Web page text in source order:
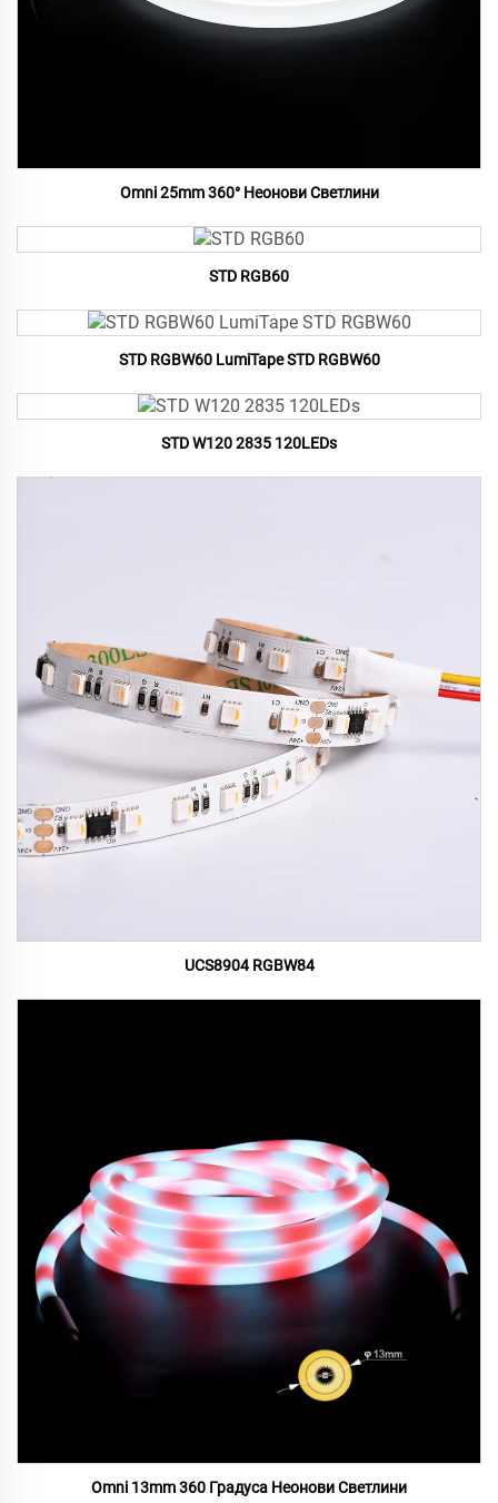
Omni 25mm 360° Неонови Светлини
STD RGB60
STD RGBW60 LumiTape STD RGBW60
STD W120 2835 120LEDs
UCS8904 RGBW84
Omni 13mm 360 Градуса Неонови Светлини